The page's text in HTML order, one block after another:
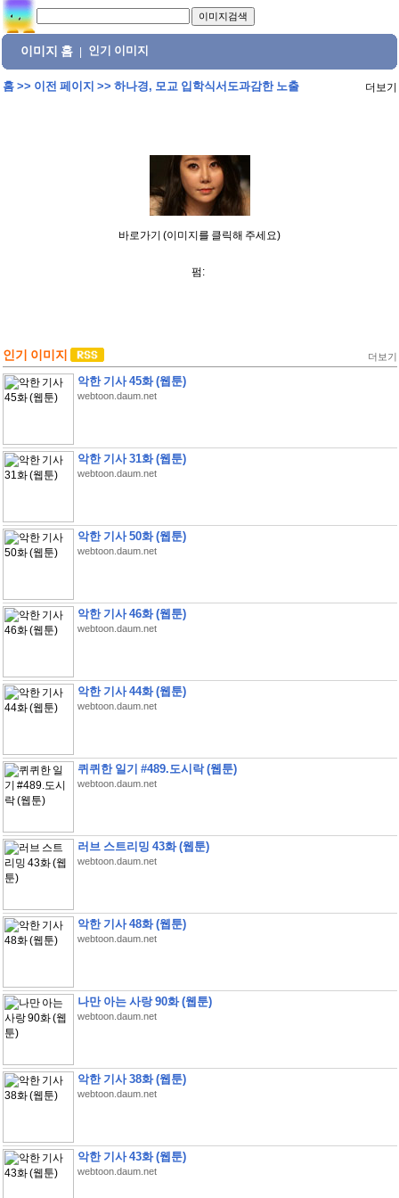
이미지 홈 인기 이미지
홈>> 이전 페이지 >> 하나경, 모교 입학식서도과감한 노출 더보기
바로가기 (이미지를 클릭해 주세요)
펌:
인기 이미지 더보기
악한 기사 45화 (웹툰)
webtoon.daum.net
악한 기사 31화 (웹툰)
webtoon.daum.net
악한 기사 50화 (웹툰)
webtoon.daum.net
악한 기사 46화 (웹툰)
webtoon.daum.net
악한 기사 44화 (웹툰)
webtoon.daum.net
퀴퀴한 일기 #489.도시락 (웹툰)
webtoon.daum.net
러브 스트리밍 43화 (웹툰)
webtoon.daum.net
악한 기사 48화 (웹툰)
webtoon.daum.net
나만 아는 사랑 90화 (웹툰)
webtoon.daum.net
악한 기사 38화 (웹툰)
webtoon.daum.net
악한 기사 43화 (웹툰)
webtoon.daum.net